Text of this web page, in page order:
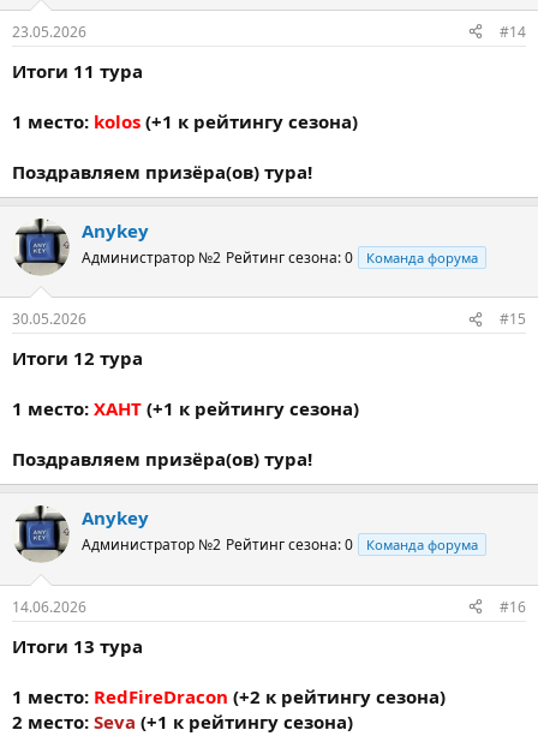
23.05.2026 #14
Итоги 11 тура
1 место: kolos (+1 к рейтингу сезона)
Поздравляем призёра(ов) тура!
Anykey
Администратор №2 Рейтинг сезона: 0 Команда форума
30.05.2026 #15
Итоги 12 тура
1 место: ХАНТ (+1 к рейтингу сезона)
Поздравляем призёра(ов) тура!
Anykey
Администратор №2 Рейтинг сезона: 0 Команда форума
14.06.2026 #16
Итоги 13 тура
1 место: RedFireDracon (+2 к рейтингу сезона)
2 место: Seva (+1 к рейтингу сезона)